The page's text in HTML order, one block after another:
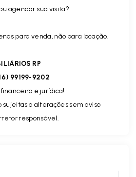
agendar sua visita?
para venda, não para locação.
RP
99199-9202
e jurídica!
sujeitas a alterações sem aviso
responsável.